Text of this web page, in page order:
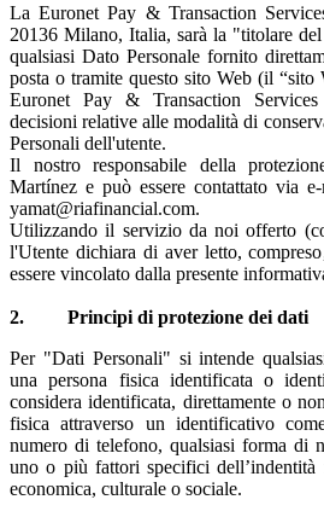
La Euronet Pay & Transaction
20136 Milano, Italia, sarà la "titolare
qualsiasi Dato Personale fornito
posta o tramite questo sito Web (il
Euronet Pay & Transaction
decisioni relative alle modalità di
Personali dell'utente.
Il nostro responsabile della
Martínez e può essere contattato via
yamat@riafinancial.com.
Utilizzando il servizio da noi offerto
l'Utente dichiara di aver letto,
essere vincolato dalla presente
2. Principi di protezione dei dati
Per "Dati Personali" si intende
una persona fisica identificata o
considera identificata, direttamente o
fisica attraverso un identificativo
numero di telefono, qualsiasi forma di
uno o più fattori specifici dell’indentità
economica, culturale o sociale.